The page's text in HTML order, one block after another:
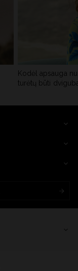
Kodėl apsauga
turėtų būti